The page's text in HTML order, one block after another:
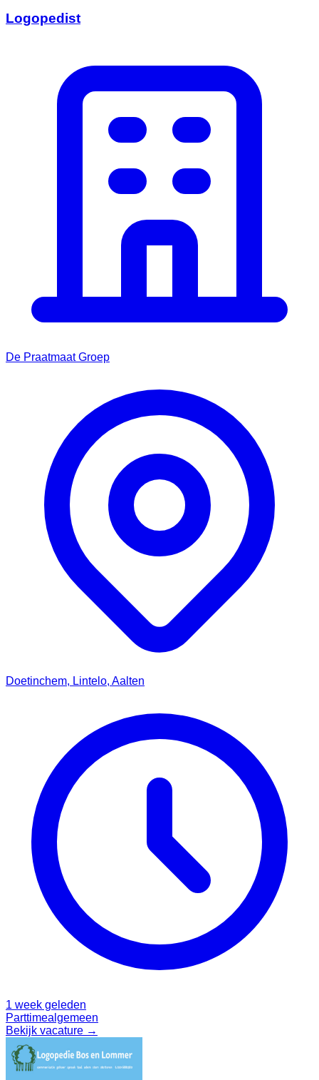
Logopedist
De Praatmaat Groep
Doetinchem, Lintelo, Aalten
1 week geleden
Parttimealgemeen
Bekijk vacature →